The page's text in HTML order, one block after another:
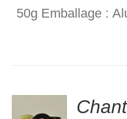
50g Emballage :